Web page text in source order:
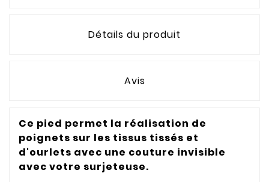
Détails du produit
Avis
Ce pied permet la réalisation de
poignets sur les tissus tissés et
d'ourlets avec une couture invisible
avec votre surjeteuse.